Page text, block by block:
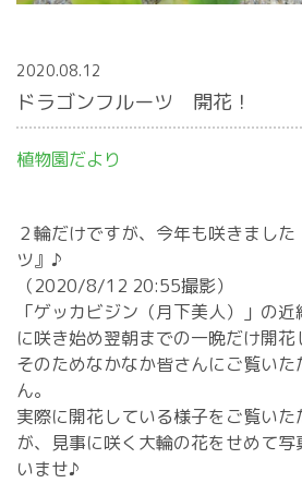
2020.08.12
ドラゴンフルーツ 開花！
植物園だより
２輪だけですが、今年も咲きまし
ツ』♪
（2020/8/12 20:55撮影）
「ゲッカビジン（月下美人）」の
に咲き始め翌朝までの一晩だけ開花
そのためなかなか皆さんにご覧い
ん。
実際に開花している様子をご覧い
が、見事に咲く大輪の花をせめて
いませ♪